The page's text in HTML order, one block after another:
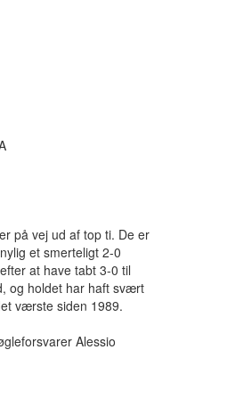
på vej ud af top ti. De er
et smerteligt 2-0
at have tabt 3-0 til
og holdet har haft svært
værste siden 1989.
Alessio